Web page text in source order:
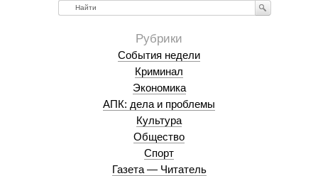
Найти
События недели
Криминал
Экономика
АПК: дела и проблемы
Культура
Общество
Спорт
Газета — Читатель